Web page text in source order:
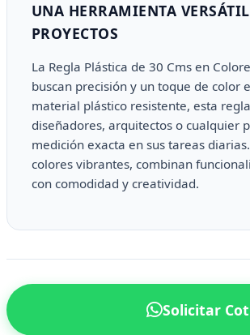
UNA HERRAMIENTA
PROYECTOS
La Regla Plástica de 30 Cms en
buscan precisión y un toque de color
material plástico resistente, esta
diseñadores, arquitectos o cualquier
medición exacta en sus tareas
colores vibrantes, combinan
con comodidad y creatividad.
Solicitar